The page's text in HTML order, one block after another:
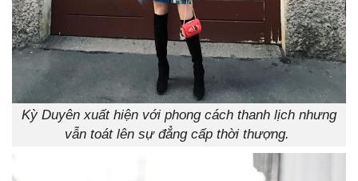
Kỳ Duyên xuất hiện với phong cách thanh lịch nhưng
vẫn toát lên sự đẳng cấp thời thượng.